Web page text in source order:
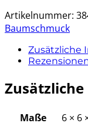
Artikelnummer:
Baumschmuck
Zusätzliche
Maße
6 × 6